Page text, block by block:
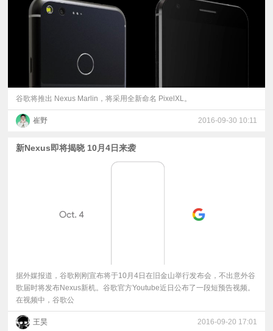
谷歌将推出 Nexus Marlin，将采用全新命名 PixelXL。
崔野 2016-09-30 10:11
新Nexus即将揭晓 10月4日来袭
据外媒报道，谷歌刚刚宣布将于10月4日在旧金山举行发布会，不出意外谷
歌届时将发布Nexus新机。谷歌官方Youtube近日公布了一段短预告视频。
在视频中，谷歌公
王昊 2016-09-20 17:01